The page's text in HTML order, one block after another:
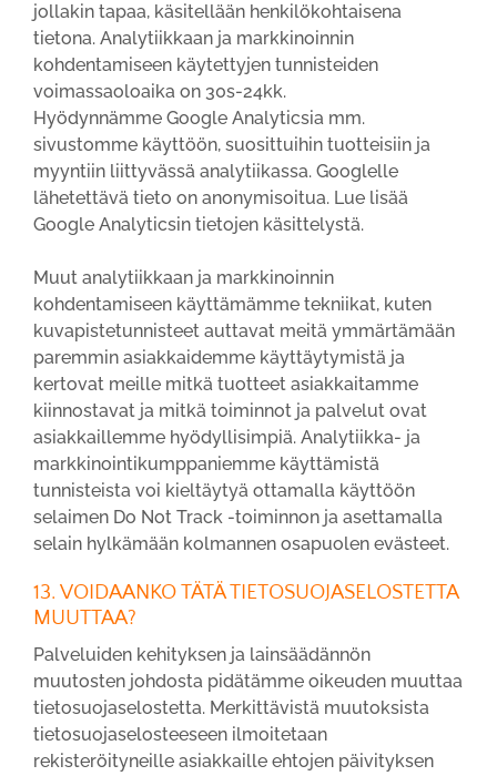
jollakin tapaa, käsitellään henkilökohtaisena
tietona. Analytiikkaan ja markkinoinnin
kohdentamiseen käytettyjen tunnisteiden
voimassaoloaika on 30s-24kk.
Hyödynnämme Google Analyticsia mm.
sivustomme käyttöön, suosittuihin tuotteisiin ja
myyntiin liittyvässä analytiikassa. Googlelle
lähetettävä tieto on anonymisoitua. Lue lisää
Google Analyticsin tietojen käsittelystä.
Muut analytiikkaan ja markkinoinnin
kohdentamiseen käyttämämme tekniikat, kuten
kuvapistetunnisteet auttavat meitä ymmärtämään
paremmin asiakkaidemme käyttäytymistä ja
kertovat meille mitkä tuotteet asiakkaitamme
kiinnostavat ja mitkä toiminnot ja palvelut ovat
asiakkaillemme hyödyllisimpiä. Analytiikka- ja
markkinointikumppaniemme käyttämistä
tunnisteista voi kieltäytyä ottamalla käyttöön
selaimen Do Not Track -toiminnon ja asettamalla
selain hylkämään kolmannen osapuolen evästeet.
13. VOIDAANKO TÄTÄ TIETOSUOJASELOSTETTA
MUUTTAA?
Palveluiden kehityksen ja lainsäädännön
muutosten johdosta pidätämme oikeuden muuttaa
tietosuojaselostetta. Merkittävistä muutoksista
tietosuojaselosteeseen ilmoitetaan
rekisteröityneille asiakkaille ehtojen päivityksen